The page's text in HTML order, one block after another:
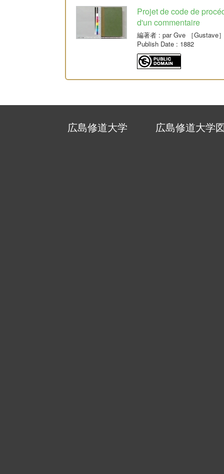
Projet de code de
d'un commentaire
編著者 : par Gve ［Gustave
Publish Date : 1882
広島修道大学 広島修道大学